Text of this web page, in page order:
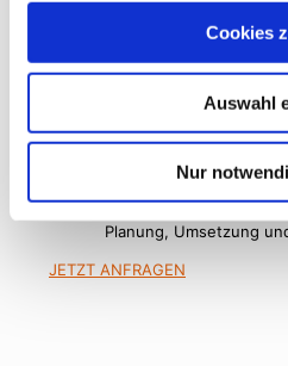
Cookies
Auswahl
Nur
Verwandeln Sie Ihr
grünen
machen es
Wir unterbreiten Ihnen gern
Planung, Umsetzung
JETZT ANFRAGEN